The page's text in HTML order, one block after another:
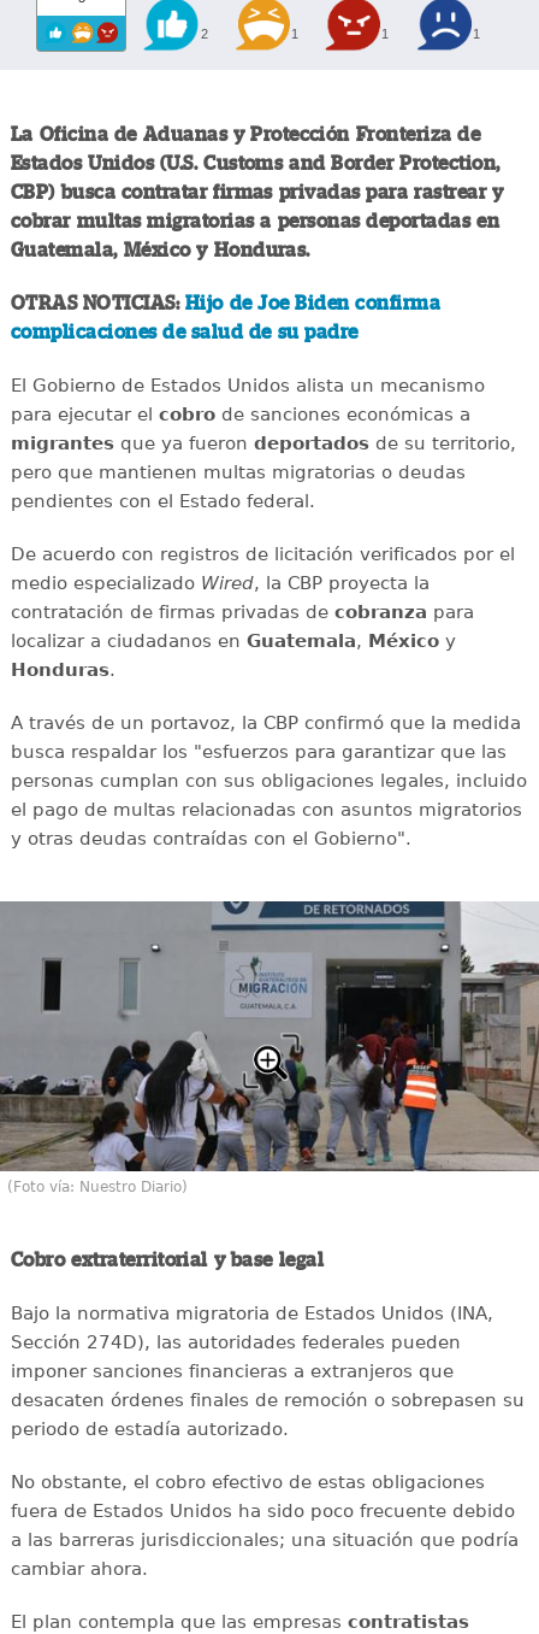
2 1 1 1
La Oficina de Aduanas y Protección Fronteriza de
Estados Unidos (U.S. Customs and Border Protection,
CBP) busca contratar firmas privadas para rastrear y
cobrar multas migratorias a personas deportadas en
Guatemala, México y Honduras.
OTRAS NOTICIAS:Hijo de Joe Biden confirma
complicaciones de salud de su padre
El Gobierno de Estados Unidos alista un mecanismo
para ejecutar el cobrode sanciones económicas a
migrantesque ya fueron deportadosde su territorio,
pero que mantienen multas migratorias o deudas
pendientes con el Estado federal.
De acuerdo con registros de licitación verificados por el
medio especializado Wired, la CBP proyecta la
contratación de firmas privadas de cobranza para
localizar a ciudadanos en Guatemala, Méxicoy
Honduras.
A través de un portavoz, la CBP confirmó que la medida
busca respaldar los "esfuerzos para garantizar que las
personas cumplan con sus obligaciones legales, incluido
el pago de multas relacionadas con asuntos migratorios
y otras deudas contraídas con el Gobierno".
(Foto vía: Nuestro Diario)
Cobro extraterritorial y base legal
Bajo la normativa migratoria de Estados Unidos (INA,
Sección 274D), las autoridades federales pueden
imponer sanciones financieras a extranjeros que
desacaten órdenes finales de remoción o sobrepasen su
periodo de estadía autorizado.
No obstante, el cobro efectivo de estas obligaciones
fuera de Estados Unidos ha sido poco frecuente debido
a las barreras jurisdiccionales; una situación que podría
cambiar ahora.
El plan contempla que las empresas contratistas